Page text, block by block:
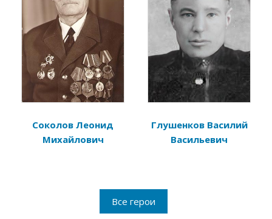
Соколов Леонид
Михайлович
Глушенков Василий
Васильевич
Все герои